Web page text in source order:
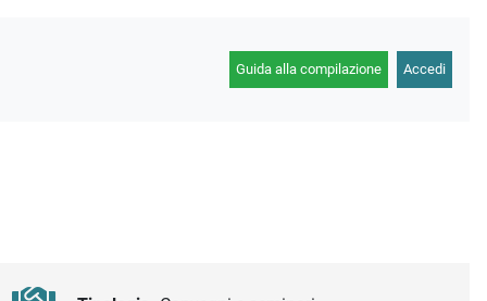
Guida alla compilazione Accedi